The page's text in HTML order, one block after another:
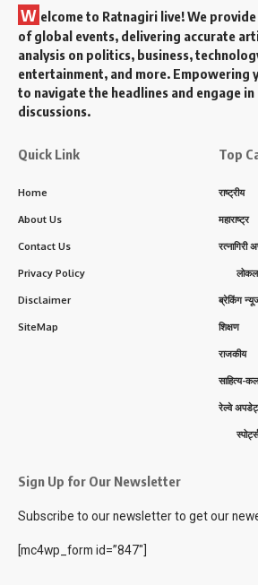
W elcome to Ratnagiri live! We
of global events, delivering accurate
analysis on politics, business,
entertainment, and more. Empowering
to navigate the headlines and engage
discussions.
Quick Link
Home
About Us
Contact Us
Privacy Policy
Disclaimer
SiteMap
Top
राष्ट्रीय
महाराष्ट्र
रत्नागिरी
ब्रेकिंग
शिक्षण
राजकीय
साहित्य-
रेल्वे
स्पोर्ट्स
Sign Up for Our Newsletter
Subscribe to our newsletter to get our
[mc4wp_form id=”847″]